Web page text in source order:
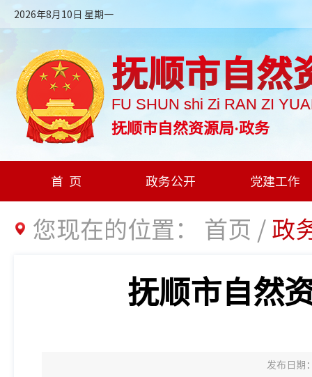
2026年8月10日 星期一
抚顺市自然
FU SHUN shi Zi RAN ZI
抚顺市自然资源局·政务
首页 政务公开 党建工作
您现在的位置： 首页 /政
抚顺市自然
发布日期